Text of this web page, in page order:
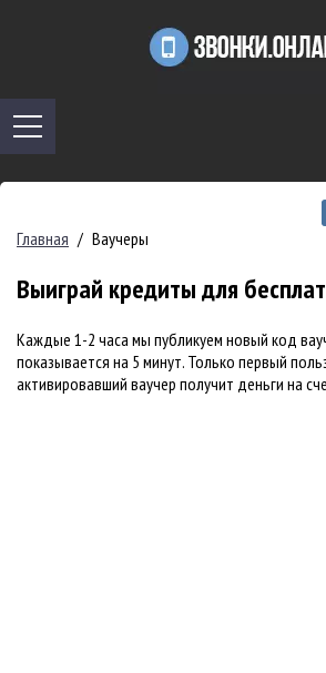
Главная / Ваучеры
Выиграй кредиты для
Каждые 1-2 часа мы публикуем новый код
показывается на 5 минут. Только первый
активировавший ваучер получит деньги на